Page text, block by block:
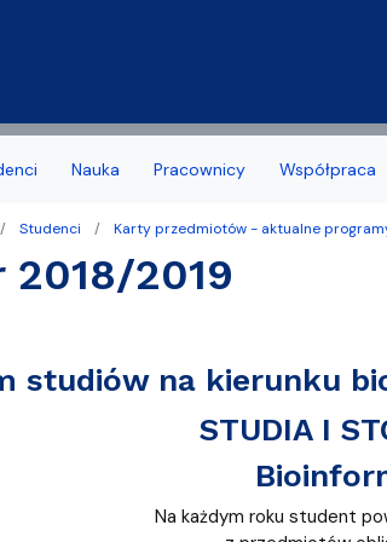
Wydziału
Causa
Biuro
Nauka
obrony, nagrody
Pracownicy Współpraca
Studenci Karty przedmiotów - aktualne
2018/2019
studiów na kierunku
STUDIA I
Na każdym roku student